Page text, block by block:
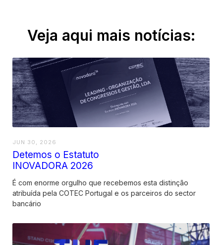
Veja aqui mais notícias:
JUN 30, 2026
Detemos o Estatuto
INOVADORA 2026
É com enorme orgulho que recebemos esta distinção
atribuída pela COTEC Portugal e os parceiros do sector
bancário